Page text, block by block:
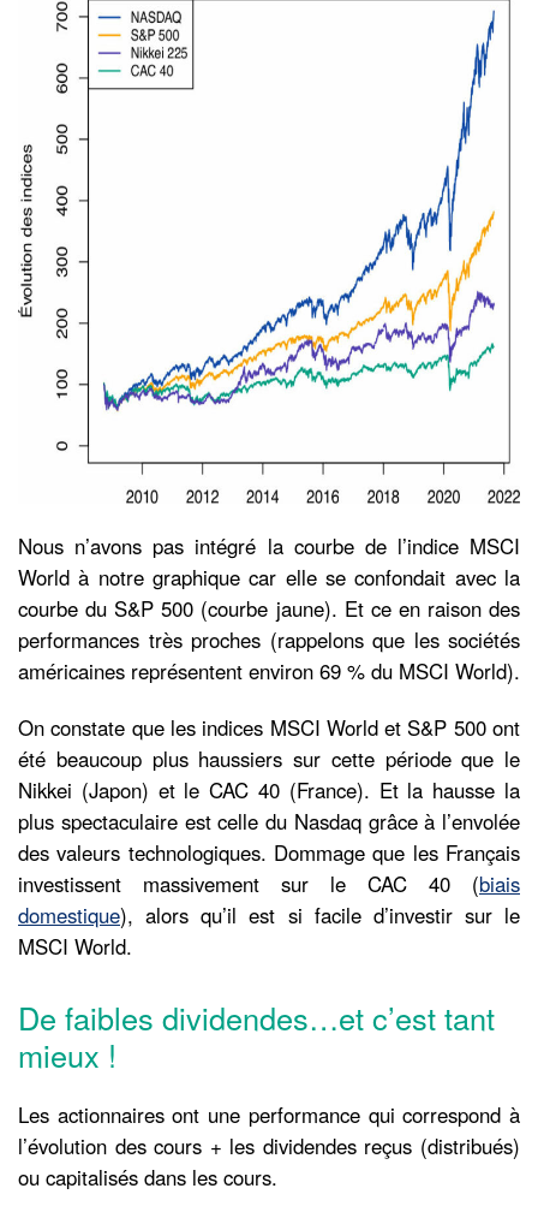
Nous n’avons pas intégré la courbe de l’indice MSCI
World à notre graphique car elle se confondait avec la
courbe du S&P 500 (courbe jaune). Et ce en raison des
performances très proches (rappelons que les sociétés
américaines représentent environ 69 % du MSCI World).
On constate que les indices MSCI World et S&P 500 ont
été beaucoup plus haussiers sur cette période que le
Nikkei (Japon) et le CAC 40 (France). Et la hausse la
plus spectaculaire est celle du Nasdaq grâce à l’envolée
des valeurs technologiques. Dommage que les Français
investissent massivement sur le CAC 40 (biais
domestique), alors qu’il est si facile d’investir sur le
MSCI World.
De faibles dividendes…et c’est tant
mieux !
Les actionnaires ont une performance qui correspond à
l’évolution des cours + les dividendes reçus (distribués)
ou capitalisés dans les cours.